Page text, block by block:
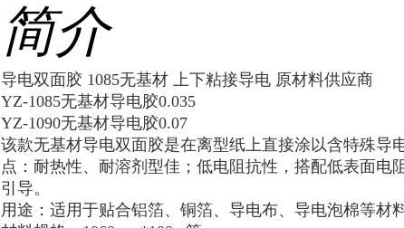
简介
导电双面胶 1085无基材 上下粘接导电 原材料供应商
YZ-1085无基材导电胶0.035
YZ-1090无基材导电胶0.07
该款无基材导电双面胶是在离型纸上直接涂以含特殊导
点：耐热性、耐溶剂型佳；低电阻抗性，搭配低表面电
引导。
用途：适用于贴合铝箔、铜箔、导电布、导电泡棉等材